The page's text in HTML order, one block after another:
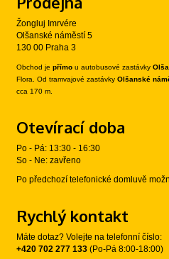
Žongluj Imrvére
Olšanské náměstí 5
130 00 Praha 3
Obchod je přímo u autobusové zastávky
Flora. Od tramvajové zastávky Olšanské
cca 170 m.
Otevírací doba
Po - Pá: 13:30 - 16:30
So - Ne: zavřeno
Po předchozí telefonické domluvě
Rychlý kontakt
Máte dotaz? Volejte na telefonní číslo:
+420 702 277 133 (Po-Pá 8:00-18:00)